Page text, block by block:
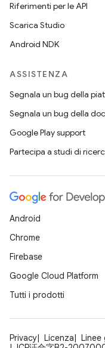
Riferimenti per le API
Scarica Studio
Android NDK
ASSISTENZA
Segnala un bug della
Segnala un bug della
Google Play support
Partecipa a studi di
Android
Chrome
Firebase
Google Cloud Platform
Tutti i prodotti
Privacy Licenza
Linee